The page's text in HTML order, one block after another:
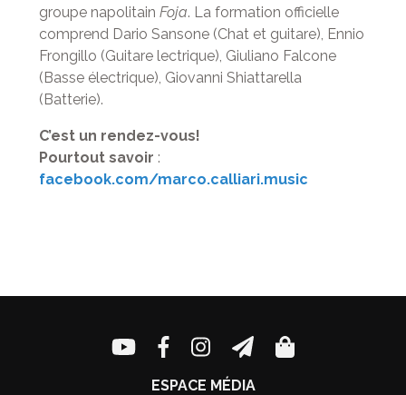
groupe napolitain Foja. La formation officielle
comprend Dario Sansone (Chat et guitare), Ennio
Frongillo (Guitare lectrique), Giuliano Falcone
(Basse électrique), Giovanni Shiattarella
(Batterie).
C’est un rendez-vous!
Pourtout savoir :
facebook.com/marco.calliari.music
ESPACE MÉDIA